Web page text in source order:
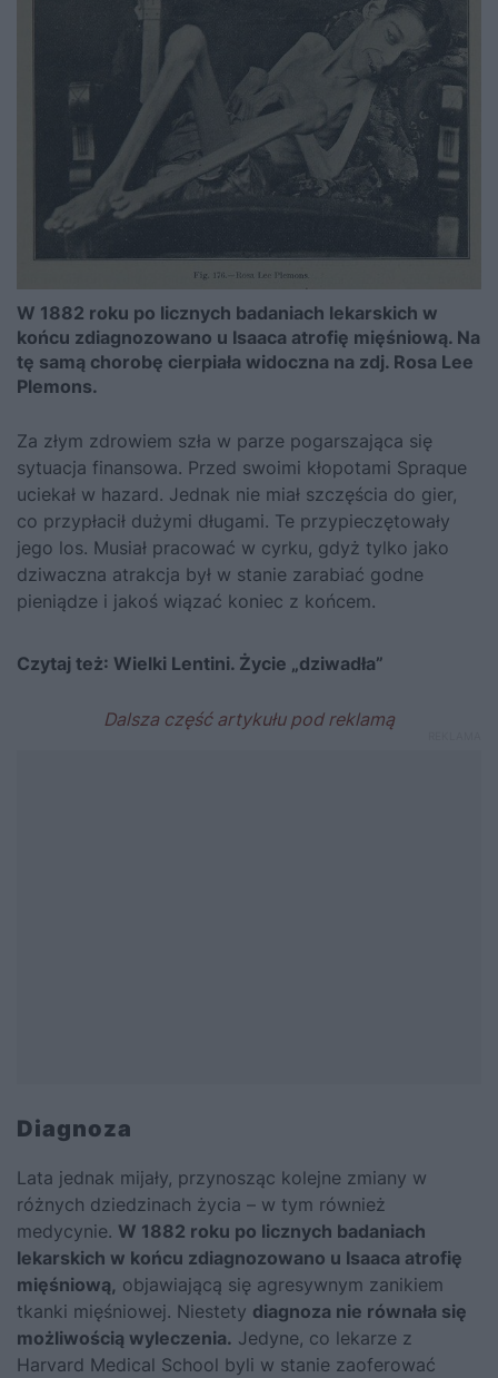
W 1882 roku po licznych badaniach lekarskich w
końcu zdiagnozowano u Isaaca atrofię mięśniową. Na
tę samą chorobę cierpiała widoczna na zdj. Rosa Lee
Plemons.
Za złym zdrowiem szła w parze pogarszająca się
sytuacja finansowa. Przed swoimi kłopotami Spraque
uciekał w hazard. Jednak nie miał szczęścia do gier,
co przypłacił dużymi długami. Te przypieczętowały
jego los. Musiał pracować w cyrku, gdyż tylko jako
dziwaczna atrakcja był w stanie zarabiać godne
pieniądze i jakoś wiązać koniec z końcem.
Czytaj też: Wielki Lentini. Życie „dziwadła”
Diagnoza
Lata jednak mijały, przynosząc kolejne zmiany w
różnych dziedzinach życia – w tym również
medycynie. W 1882 roku po licznych badaniach
lekarskich w końcu zdiagnozowano u Isaaca atrofię
mięśniową, objawiającą się agresywnym zanikiem
tkanki mięśniowej. Niestety diagnoza nie równała się
możliwością wyleczenia. Jedyne, co lekarze z
Harvard Medical School byli w stanie zaoferować